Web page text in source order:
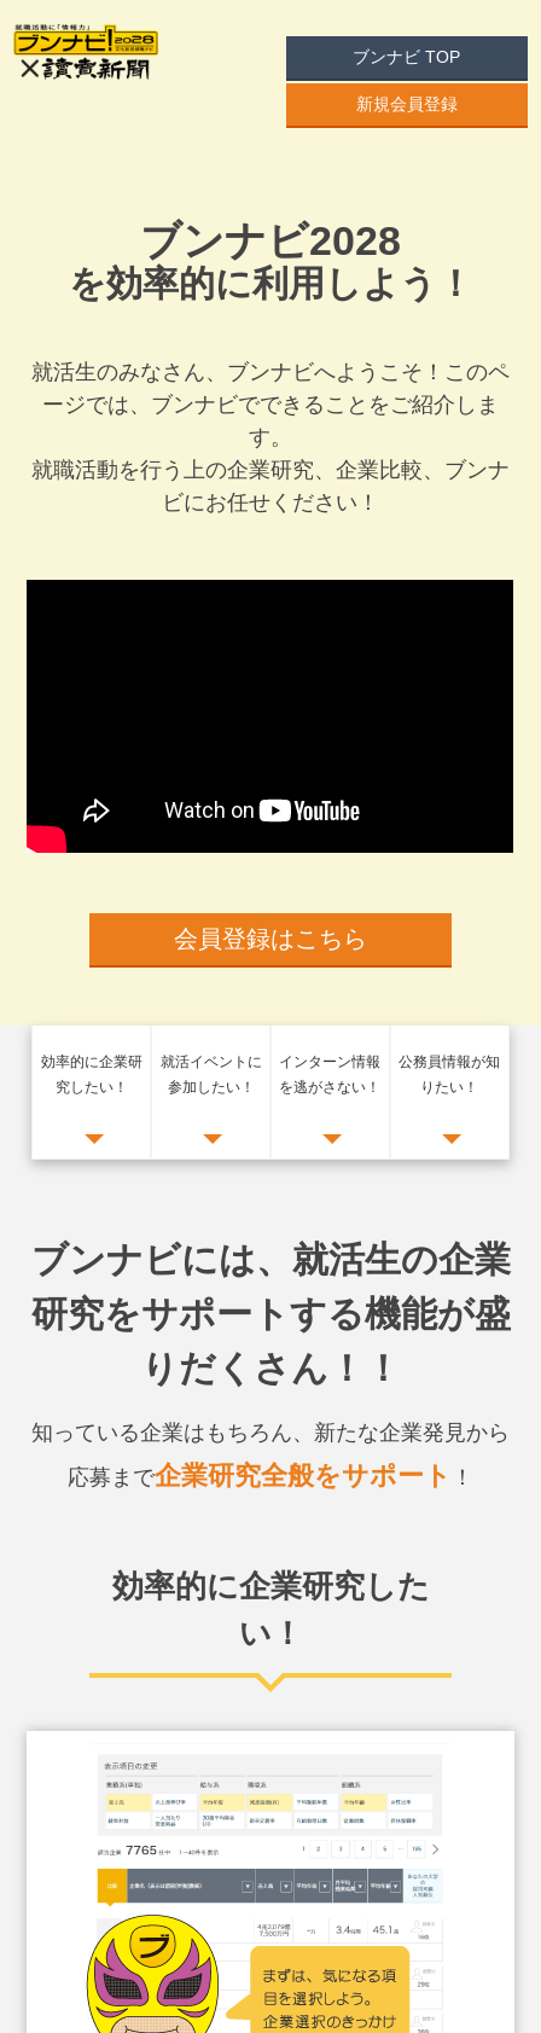
ブンナビ TOP
新規会員登録
ブンナビ2028
を効率的に利用しよう！
就活生のみなさん、ブンナビへようこそ！このペ
ージでは、ブンナビでできることをご紹介しま
す。
就職活動を行う上の企業研究、企業比較、ブンナ
ビにお任せください！
会員登録はこちら
効率的に企業研
究したい！
就活イベントに
参加したい！
インターン情報
を逃がさない！
公務員情報が知
りたい！
ブンナビには、就活生の企業
研究をサポートする機能が盛
りだくさん！！
知っている企業はもちろん、新たな企業発見から
応募まで企業研究全般をサポート ！
効率的に企業研究した
い！